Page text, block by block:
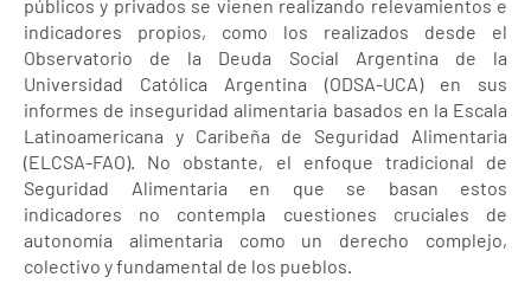
públicos y privados se vienen realizando relevamientos e
indicadores propios, como los realizados desde el
Observatorio de la Deuda Social Argentina de la
Universidad Católica Argentina (ODSA-UCA) en sus
informes de inseguridad alimentaria basados en la Escala
Latinoamericana y Caribeña de Seguridad Alimentaria
(ELCSA-FAO). No obstante, el enfoque tradicional de
Seguridad Alimentaria en que se basan estos
indicadores no contempla cuestiones cruciales de
autonomía alimentaria como un derecho complejo,
colectivo y fundamental de los pueblos.